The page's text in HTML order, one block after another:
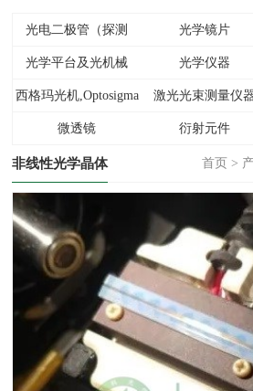
光电二极管（探测
器）
光学镜片
光学平台及光机械 光学仪器
西格玛光机,Optosigma 激光光束测量仪
微透镜 衍射元件
非线性光学晶体 首页 >